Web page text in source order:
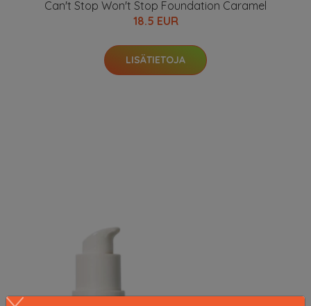
Can't Stop Won't Stop Foundation Caramel
18.5 EUR
LISÄTIETOJA